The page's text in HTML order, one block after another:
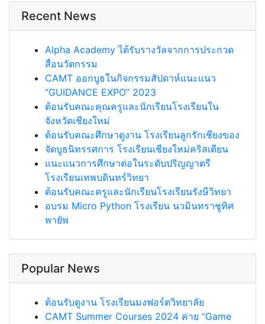
Recent News
Alpha Academy ได้รับรางวัลจากการประกวด
สื่อนวัตกรรม
CAMT ออกบูธในกิจกรรมสัปดาห์แนะแนว
“GUIDANCE EXPO” 2023
ต้อนรับคณะคุณครูและนักเรียนโรงเรียนใน
จังหวัดเชียงใหม่
ต้อนรับคณะศึกษาดูงาน โรงเรียนลูกรักเชียงของ
จัดบูธนิทรรศการ โรงเรียนเชียงใหม่คริสเตียน
แนะแนวการศึกษาต่อในระดับปริญญาตรี
โรงเรียนเทพบดินทร์วิทยา
ต้อนรับคณะครูและนักเรียนโรงเรียนรังษีวิทยา
อบรม Micro Python โรงเรียน นวมินทราชูทิศ
พายัพ
Popular News
ต้อนรับดูงาน โรงเรียนมงฟอร์ตวิทยาลัย
CAMT Summer Courses 2024 ค่าย “Game